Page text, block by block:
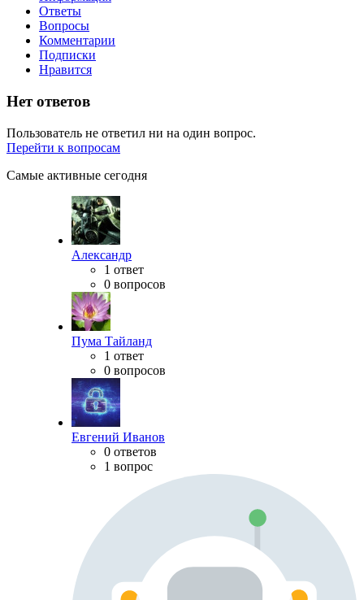
Ответы
Вопросы
Комментарии
Подписки
Нравится
Нет ответов
Пользователь не ответил ни на один вопрос.
Перейти к вопросам
Самые активные сегодня
Александр
1 ответ
0 вопросов
Пума Тайланд
1 ответ
0 вопросов
Евгений Иванов
0 ответов
1 вопрос